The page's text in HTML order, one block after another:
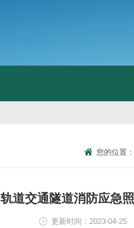
您的位置：
轨道交通隧道消防应急
更新时间：2023-04-